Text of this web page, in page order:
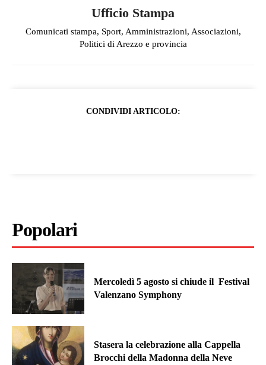
Ufficio Stampa
Comunicati stampa, Sport, Amministrazioni, Associazioni,
Politici di Arezzo e provincia
CONDIVIDI ARTICOLO:
Popolari
Mercoledì 5 agosto si chiude il Festival
Valenzano Symphony
Stasera la celebrazione alla Cappella
Brocchi della Madonna della Neve